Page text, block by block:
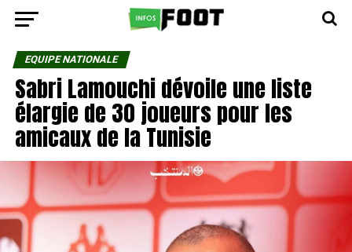
EQUIPE NATIONALE
Sabri Lamouchi dévoile une liste
élargie de 30 joueurs pour les
amicaux de la Tunisie